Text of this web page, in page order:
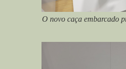
O novo caça embarcado